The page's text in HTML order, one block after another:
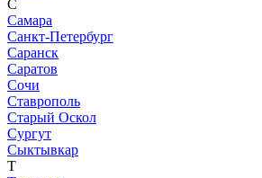
С
Самара
Санкт-Петербург
Саранск
Саратов
Сочи
Ставрополь
Старый Оскол
Сургут
Сыктывкар
Т